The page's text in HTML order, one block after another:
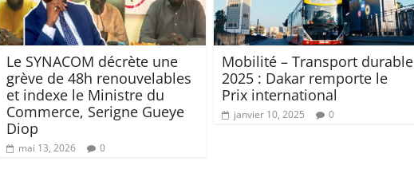
Le SYNACOM décrète une
grève de 48h renouvelables
et indexe le Ministre du
Commerce, Serigne Gueye
Diop
mai 13, 2026 0
Mobilité – Transport durable
2025 : Dakar remporte le
Prix international
janvier 10, 2025 0